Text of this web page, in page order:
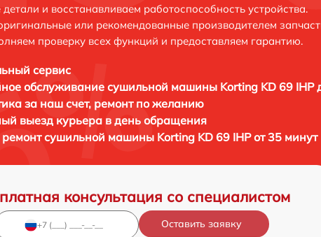
и восстанавливаем работоспособность устройства.
или рекомендованные производителем
проверку всех функций и предоставляем гарантию.
сервис
обслуживание сушильной машины Korting KD 69 IHP
за наш счет, ремонт по желанию
выезд курьера в день обращения
сушильной машины Korting KD 69 IHP от 35 минут
консультация со специалистом
Оставить заявку